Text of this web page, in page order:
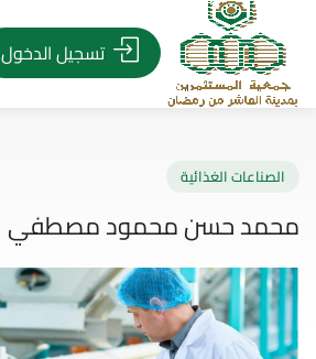
تسجيل الدخول
حسن محمود مصطفي